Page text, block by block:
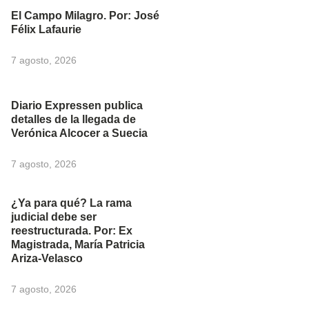
El Campo Milagro. Por: José
Félix Lafaurie
7 agosto, 2026
Diario Expressen publica
detalles de la llegada de
Verónica Alcocer a Suecia
7 agosto, 2026
¿Ya para qué? La rama
judicial debe ser
reestructurada. Por: Ex
Magistrada, María Patricia
Ariza-Velasco
7 agosto, 2026